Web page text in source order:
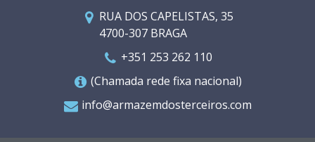
RUA DOS CAPELISTAS, 35
4700-307 BRAGA
+351 253 262 110
(Chamada rede fixa nacional)
info@armazemdosterceiros.com